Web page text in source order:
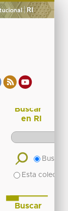
Buscar
en RI
Buscar
Esta
Buscar